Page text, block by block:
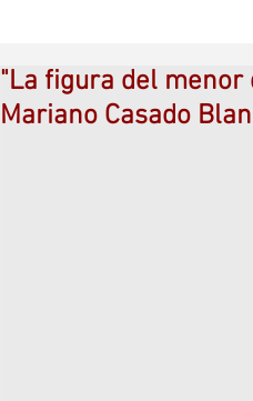
"La figura del menor
Mariano Casado